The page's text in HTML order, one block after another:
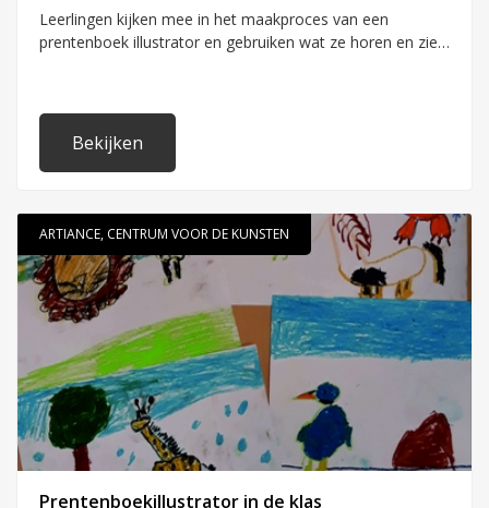
Leerlingen kijken mee in het maakproces van een
prentenboek illustrator en gebruiken wat ze horen en zien
Bekijken
ARTIANCE, CENTRUM VOOR DE KUNSTEN
Prentenboekillustrator in de klas